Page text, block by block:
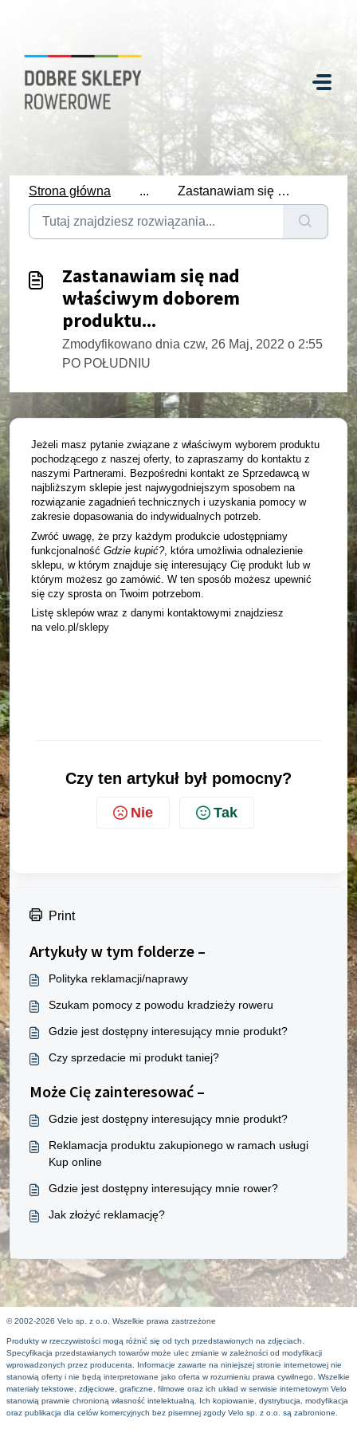
Strona główna ... Zastanawiam się nad właściwym doborem produktu...
Zastanawiam się nad
właściwym doborem
produktu...
Zmodyfikowano dnia czw, 26 Maj, 2022 o 2:55
PO POŁUDNIU
Jeżeli masz pytanie związane z właściwym wyborem produktu
pochodzącego z naszej oferty, to zapraszamy do kontaktu z
naszymi Partnerami. Bezpośredni kontakt ze Sprzedawcą w
najbliższym sklepie jest najwygodniejszym sposobem na
rozwiązanie zagadnień technicznych i uzyskania pomocy w
zakresie dopasowania do indywidualnych potrzeb.
Zwróć uwagę, że przy każdym produkcie udostępniamy
funkcjonalność Gdzie kupić?, która umożliwia odnalezienie
sklepu, w którym znajduje się interesujący Cię produkt lub w
którym możesz go zamówić. W ten sposób możesz upewnić
się czy sprosta on Twoim potrzebom.
Listę sklepów wraz z danymi kontaktowymi znajdziesz
na velo.pl/sklepy
Czy ten artykuł był pomocny?
Nie Tak
Print
Artykuły w tym folderze –
Polityka reklamacji/naprawy
Szukam pomocy z powodu kradzieży roweru
Gdzie jest dostępny interesujący mnie produkt?
Czy sprzedacie mi produkt taniej?
Może Cię zainteresować –
Gdzie jest dostępny interesujący mnie produkt?
Reklamacja produktu zakupionego w ramach usługi
Kup online
Gdzie jest dostępny interesujący mnie rower?
Jak złożyć reklamację?
© 2002-2026 Velo sp. z o.o. Wszelkie prawa zastrzeżone
Produkty w rzeczywistości mogą różnić się od tych przedstawionych na zdjęciach.
Specyfikacja przedstawianych towarów może ulec zmianie w zależności od modyfikacji
wprowadzonych przez producenta. Informacje zawarte na niniejszej stronie internetowej nie
stanowią oferty i nie będą interpretowane jako oferta w rozumieniu prawa cywilnego. Wszelkie
materiały tekstowe, zdjęciowe, graficzne, filmowe oraz ich układ w serwisie internetowym Velo
stanowią prawnie chronioną własność intelektualną. Ich kopiowanie, dystrybucja, modyfikacja
oraz publikacja dla celów komercyjnych bez pisemnej zgody Velo sp. z o.o. są zabronione.